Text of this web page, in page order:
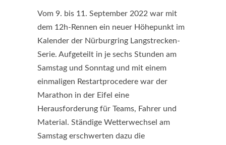
Vom 9. bis 11. September 2022 war mit
dem 12h-Rennen ein neuer Höhepunkt im
Kalender der Nürburgring Langstrecken-
Serie. Aufgeteilt in je sechs Stunden am
Samstag und Sonntag und mit einem
einmaligen Restartprocedere war der
Marathon in der Eifel eine
Herausforderung für Teams, Fahrer und
Material. Ständige Wetterwechsel am
Samstag erschwerten dazu die